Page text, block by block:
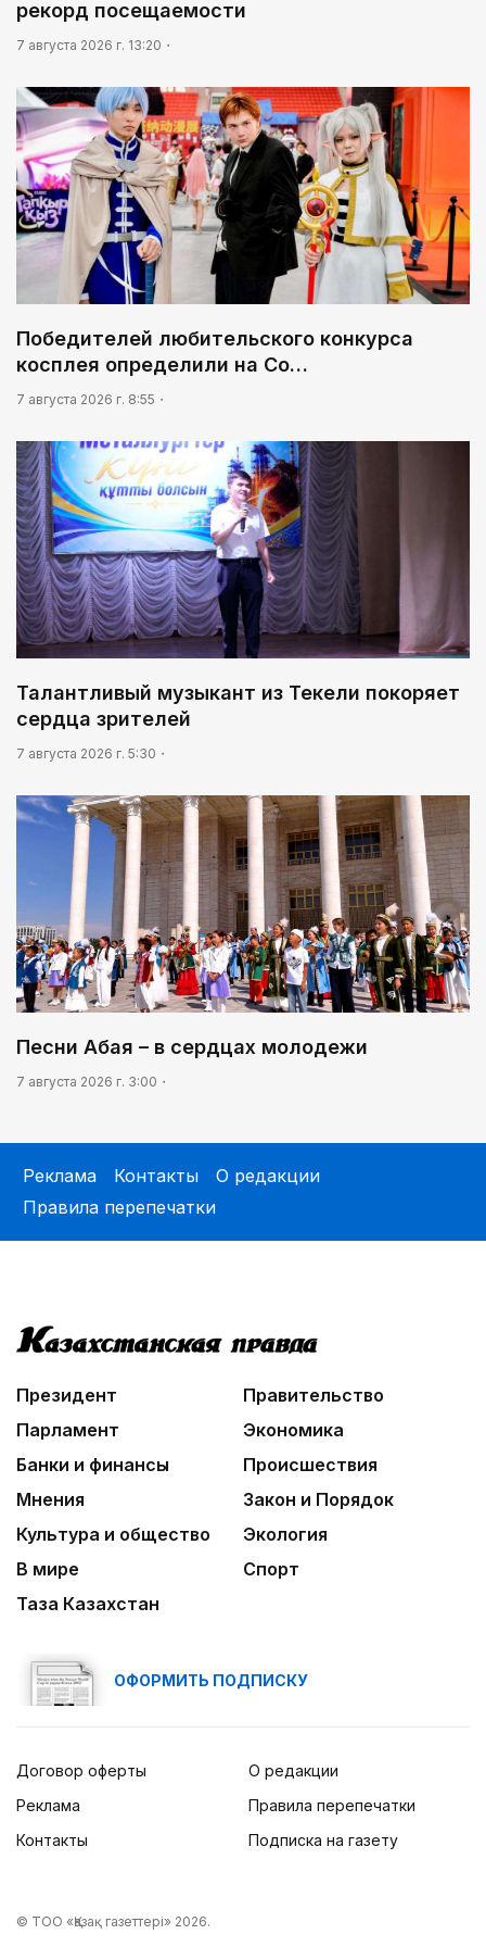
рекорд посещаемости
7 августа 2026 г. 13:20
Победителей любительского конкурса
косплея определили на Co…
7 августа 2026 г. 8:55
Талантливый музыкант из Текели покоряет
сердца зрителей
7 августа 2026 г. 5:30
Песни Абая – в сердцах молодежи
7 августа 2026 г. 3:00
Реклама Контакты
О редакции
Правила перепечатки
Президент
Правительство
Парламент
Экономика
Банки и финансы
Происшествия
Мнения
Закон и Порядок
Культура и общество
Экология
В мире
Спорт
Таза Казахстан
ОФОРМИТЬ ПОДПИСКУ
Договор оферты
Реклама
Контакты
О редакции
Правила перепечатки
Подписка на газету
© ТОО «Қазақ газеттері» 2026.